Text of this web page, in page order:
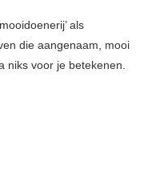
als
die aangenaam, mooi
niks voor je betekenen.